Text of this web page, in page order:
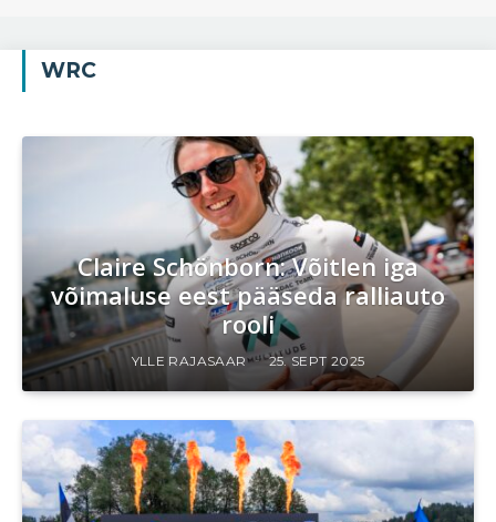
WRC
Claire Schönborn: Võitlen iga
võimaluse eest pääseda ralliauto
rooli
YLLE RAJASAAR 25. SEPT 2025